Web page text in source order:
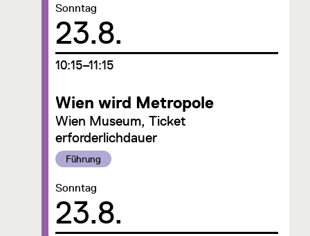
Wien wird Metropole
Wien Museum, Ticket
erforderlichdauer
Kategorie:
Führung
Datum:
23.8.
Sonntag
um
10:15–11:15
Datum:
23.8.
Sonntag